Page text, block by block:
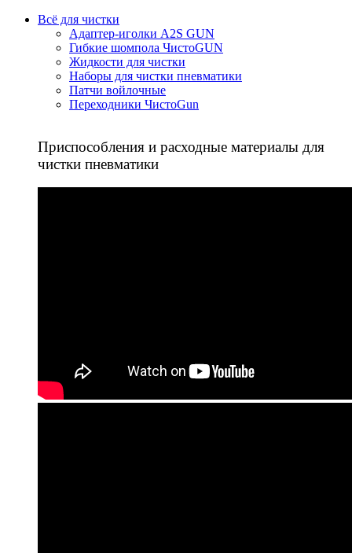
Всё для чистки
Адаптер-иголки A2S GUN
Гибкие шомпола ЧистоGUN
Жидкости для чистки
Наборы для чистки пневматики
Патчи войлочные
Переходники ЧистоGun
Приспособления и расходные материалы для
чистки пневматики